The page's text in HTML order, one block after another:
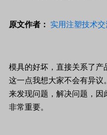
原文作者： 实用注塑技术交
模具的好坏，直接关系了产
这一点我想大家不会有异议
来发现问题，解决问题，
非常重要。